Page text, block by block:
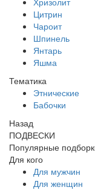
Цитрин
Чароит
Шпинель
Янтарь
Яшма
Тематика
Этнические
Бабочки
Назад
ПОДВЕСКИ
Популярные
Для кого
Для мужчин
Для женщин